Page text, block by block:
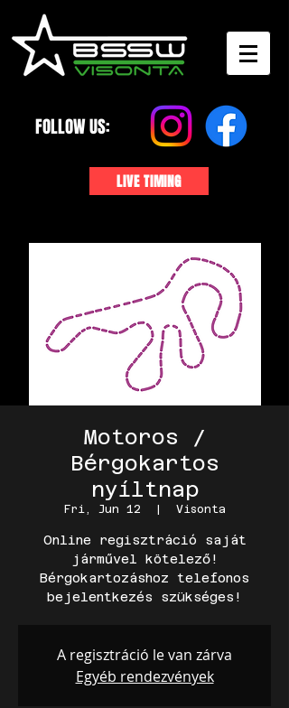
FOLLOW US:
LIVE TIMING
Motoros /
Bérgokartos
nyíltnap
Fri, Jun 12 Visonta
Online regisztráció saját
járművel kötelező!
Bérgokartozáshoz telefonos
bejelentkezés szükséges!
A regisztráció le van zárva
Egyéb rendezvények